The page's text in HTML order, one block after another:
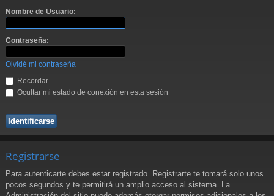
Nombre de Usuario:
Contraseña:
Olvidé mi contraseña
Recordar
Ocultar mi estado de conexión en esta sesión
Registrarse
Para autenticarte debes estar registrado. Registrarte te tomará solo unos
pocos segundos y te permitirá un amplio acceso al sistema. La